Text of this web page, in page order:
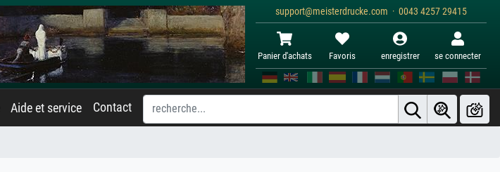
support@meisterdrucke.com · 0043 4257 29415
Panier d'achats Favoris enregistrer se connecter
Aide et service Contact